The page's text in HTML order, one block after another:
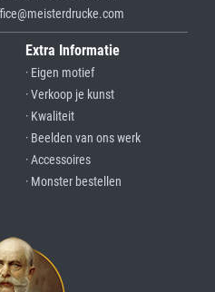
Extra Informatie
· Eigen motief
· Verkoop je kunst
· Kwaliteit
· Beelden van ons werk
· Accessoires
· Monster bestellen